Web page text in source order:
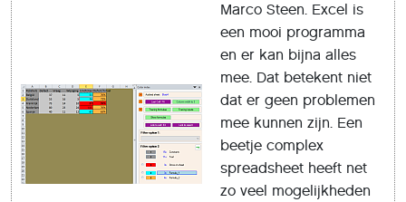
Marco Steen. Excel is
een mooi programma
en er kan bijna alles
mee. Dat betekent niet
dat er geen problemen
mee kunnen zijn. Een
beetje complex
spreadsheet heeft net
zo veel mogelijkheden